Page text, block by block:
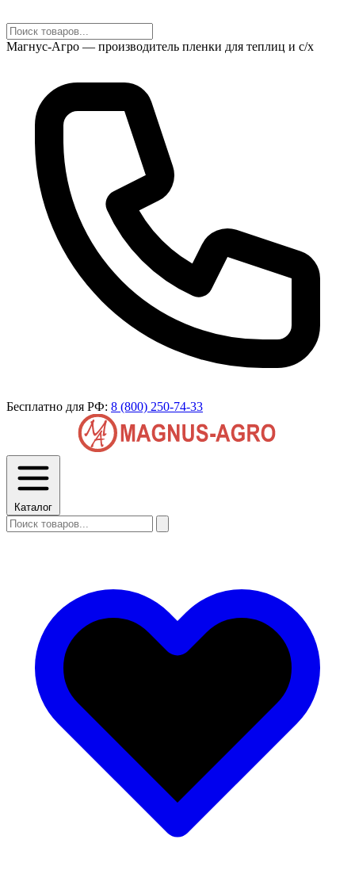
Магнус-Агро — производитель пленки для теплиц и с/х
Бесплатно для РФ: 8 (800) 250-74-33
Каталог